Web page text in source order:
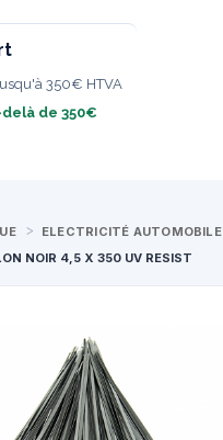
350€ HTVA
de 350€
ELECTRICITÉ AUTOMOBILE
NOIR 4,5 X 350 UV RESIST